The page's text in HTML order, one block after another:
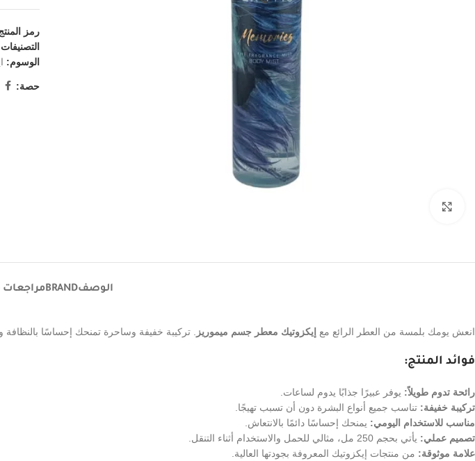
رمز
الوسوم:
حصة:
الوصفBRANDمراجعات
انعش يومك بلمسة من العطر الرائع مع إيكزوتيك معطر جسم ميموريز . تركيبة خفيفة وساحرة تمنحك إحساسًا
فوائد المنتج:
رائحة تدوم طويلاً: يوفر عبيرًا جذابًا يدوم لساعات.
تركيبة خفيفة: تناسب جميع أنواع البشرة دون أن تسبب تهيجًا.
مناسب للاستخدام اليومي: يمنحك إحساسًا دائمًا بالانتعاش.
تصميم عملي: يأتي بحجم 250 مل، مثالي للحمل والاستخدام أثناء التنقل.
علامة موثوقة: من منتجات إيكزوتيك المعروفة بجودتها العالية.